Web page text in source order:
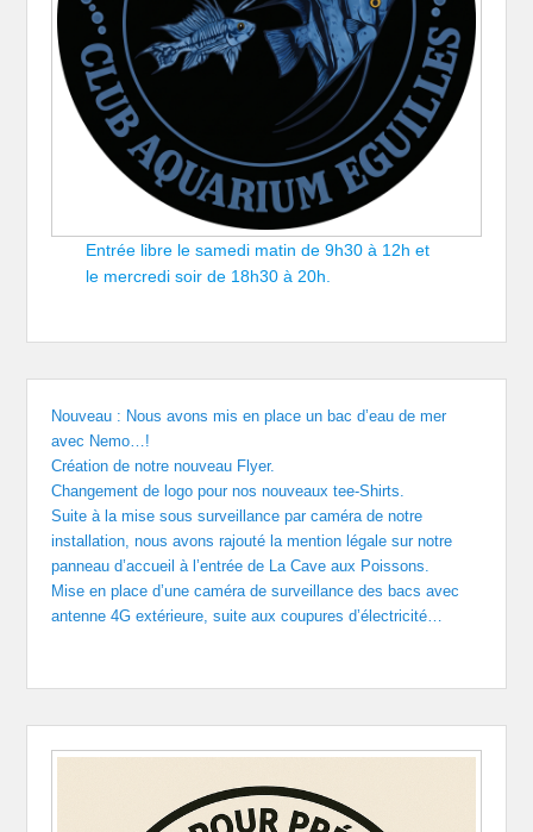
Entrée libre le samedi matin de 9h30 à 12h et
le mercredi soir de 18h30 à 20h.
Nouveau : Nous avons mis en place un bac d’eau de mer
avec Nemo…!
Création de notre nouveau Flyer.
Changement de logo pour nos nouveaux tee-Shirts.
Suite à la mise sous surveillance par caméra de notre
installation, nous avons rajouté la mention légale sur notre
panneau d’accueil à l’entrée de La Cave aux Poissons.
Mise en place d’une caméra de surveillance des bacs avec
antenne 4G extérieure, suite aux coupures d’électricité…